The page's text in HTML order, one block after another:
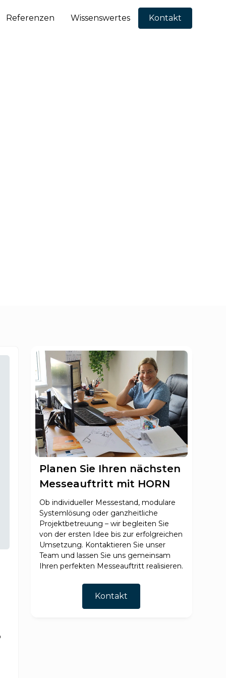
Referenzen Wissenswertes Kontakt
Planen Sie Ihren nächsten
Messeauftritt mit HORN
Ob individueller Messestand, modulare
Systemlösung oder ganzheitliche
Projektbetreuung – wir begleiten Sie
von der ersten Idee bis zur erfolgreichen
Umsetzung. Kontaktieren Sie unser
Team und lassen Sie uns gemeinsam
Ihren perfekten Messeauftritt realisieren.
Kontakt